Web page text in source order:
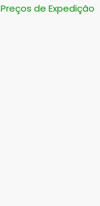
Preços de Expedição